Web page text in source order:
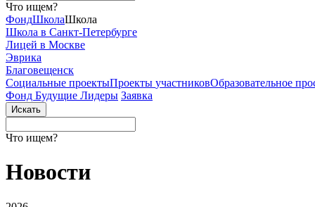
Что ищем?
ФондШколаШкола
Школа в Санкт-Петербурге
Лицей в Москве
Эврика
Благовещенск
Социальные проектыПроекты участниковОбразовательное
Фонд Будущие Лидеры Заявка
Что ищем?
Новости